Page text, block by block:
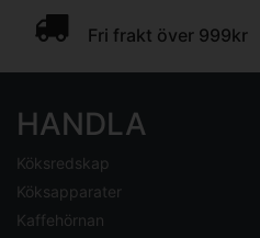
Fri frakt över 999kr
HANDLA
Köksredskap
Köksapparater
Kaffehörnan